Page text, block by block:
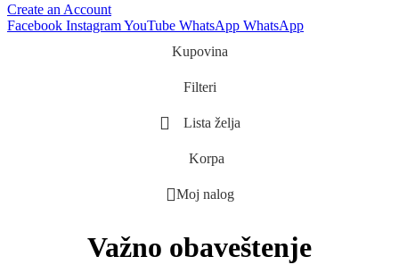
Create an Account
Facebook InstagramYouTube WhatsApp WhatsApp
Kupovina
Filteri
Lista želja
Korpa
Moj nalog
Važno obaveštenje